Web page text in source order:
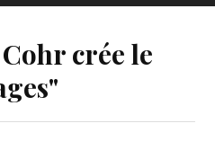
crée le